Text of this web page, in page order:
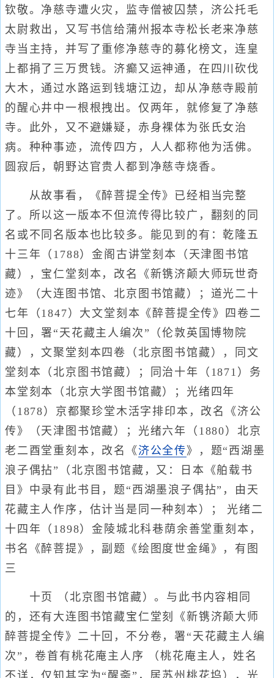
钦敬。净慈寺遭火灾，监寺僧被囚禁，济公托毛
太尉救出，又写书信给蒲州报本寺松长老来净慈
寺当主持，并写了重修净慈寺的募化榜文，连皇
上都捐了三万贯钱。济癫又运神通，在四川砍伐
大木，通过水路运到钱塘江边，却从净慈寺殿前
的醒心井中一根根拽出。仅两年，就修复了净慈
寺。此外，又不避嫌疑，赤身裸体为张氏女治
病。种种事迹，流传四方，人人都称他为活佛。
圆寂后，朝野达官贵人都到净慈寺烧香。
从故事看，《醉菩提全传》已经相当完整
了。所以这一版本不但流传得比较广，翻刻的同
名或不同名版本也比较多。能见到的有：乾隆五
十三年（1788）金阁古讲堂刻本（天津图书馆
藏），宝仁堂刻本，改名《新镌济颠大师玩世奇
迹》（大连图书馆、北京图书馆藏）；道光二十
七年（1847）大文堂刻本《醉菩提全传》四卷二
十回，署“天花藏主人编次”（伦敦英国博物院
藏），文聚堂刻本四卷（北京图书馆藏），同文
堂刻本（北京图书馆藏）；同治十年（1871）务
本堂刻本（北京大学图书馆藏）；光绪四年
（1878）京都聚珍堂木活字排印本，改名《济公
传》（天津图书馆藏）；光绪六年（1880）北京
老二酉堂重刻本，改名《 济公全传》，题“西湖墨
浪子偶拈”（北京图书馆藏，又：日本《舶载书
目》中录有此书目，题“西湖墨浪子偶拈”，由天
花藏主人作序，估计当是同一种刻本）； 光绪二
十四年（1898）金陵城北科巷荫余善堂重刻本，
书名《醉菩提》，副题《绘图度世金绳》，有图
三
十页 （北京图书馆藏）。与此书内容相同
的，还有大连图书馆藏宝仁堂刻《新镌济颠大师
醉菩提全传》二十回，不分卷，署“天花藏主人编
次”，卷首有桃花庵主人序 （桃花庵主人，姓名
不详，仅知其字为“醒斋”，居苏州桃花坞），光